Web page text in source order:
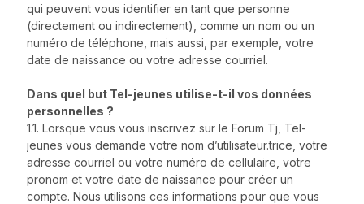
qui peuvent vous identifier en tant que personne
(directement ou indirectement), comme un nom ou un
numéro de téléphone, mais aussi, par exemple, votre
date de naissance ou votre adresse courriel.
Dans quel but Tel-jeunes utilise-t-il vos données
personnelles ?
1.1. Lorsque vous vous inscrivez sur le Forum Tj, Tel-
jeunes vous demande votre nom d’utilisateur.trice, votre
adresse courriel ou votre numéro de cellulaire, votre
pronom et votre date de naissance pour créer un
compte. Nous utilisons ces informations pour que vous